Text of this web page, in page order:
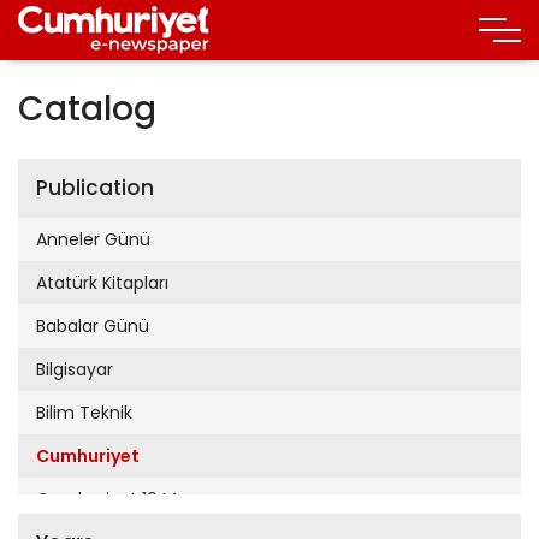
Catalog
Publication
Anneler Günü
Atatürk Kitapları
Babalar Günü
Bilgisayar
Bilim Teknik
Cumhuriyet
Cumhuriyet 19 Mayıs